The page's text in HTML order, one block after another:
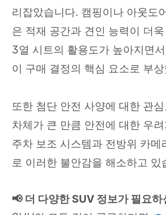
리잡았습니다. 캠핑이나 아웃도
은 적재 공간과 견인 능력이 더
3열 시트의 활용도가 높아지면
이 구매 결정의 핵심 요소로 부
또한 첨단 안전 사양에 대한 관
차체가 큰 만큼 안전에 대한 우
주차 보조 시스템과 전방위 카메
로 이러한 불안감을 해소하고 있
📢 더 다양한 SUV 정보가 필요하